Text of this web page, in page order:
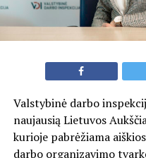
Valstybinė darbo
naujausią Lietuvos
kurioje pabrėžiama
darbo organizavimo